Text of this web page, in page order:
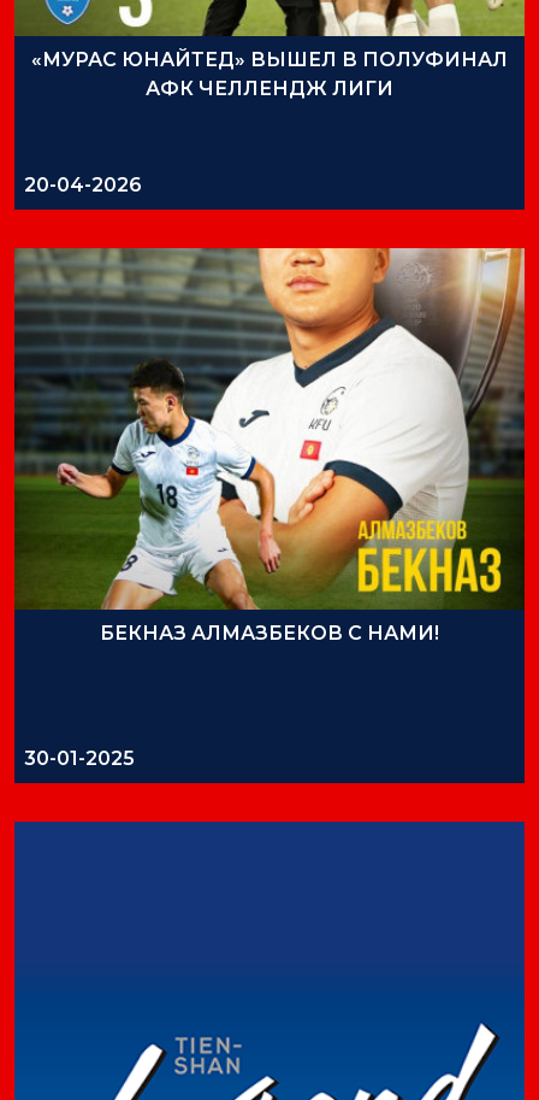
«МУРАС ЮНАЙТЕД» ВЫШЕЛ В ПОЛУФИНАЛ
АФК ЧЕЛЛЕНДЖ ЛИГИ
20-04-2026
БЕКНАЗ АЛМАЗБЕКОВ С НАМИ!
30-01-2025